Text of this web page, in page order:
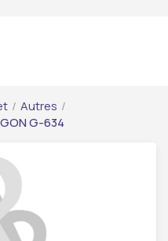
/ Autres /
G-634